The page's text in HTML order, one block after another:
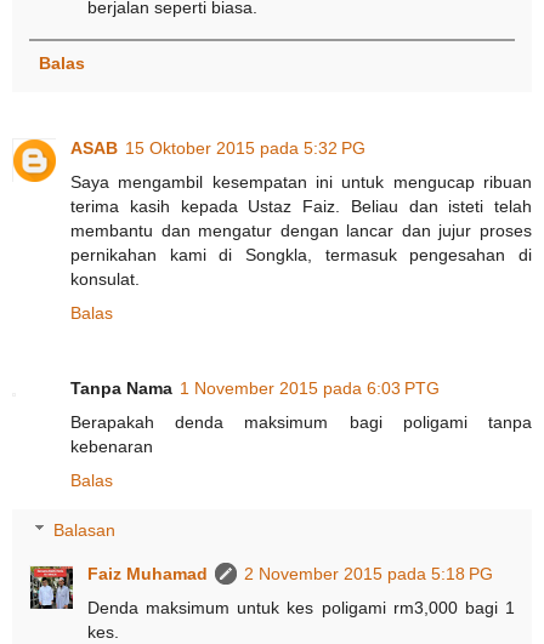
berjalan seperti biasa.
Balas
ASAB 15 Oktober 2015 pada 5:32 PG
Saya mengambil kesempatan ini untuk mengucap ribuan
terima kasih kepada Ustaz Faiz. Beliau dan isteti telah
membantu dan mengatur dengan lancar dan jujur proses
pernikahan kami di Songkla, termasuk pengesahan di
konsulat.
Balas
Tanpa Nama 1 November 2015 pada 6:03 PTG
Berapakah denda maksimum bagi poligami tanpa
kebenaran
Balas
Balasan
Faiz Muhamad
2 November 2015 pada 5:18 PG
Denda maksimum untuk kes poligami rm3,000 bagi 1
kes.